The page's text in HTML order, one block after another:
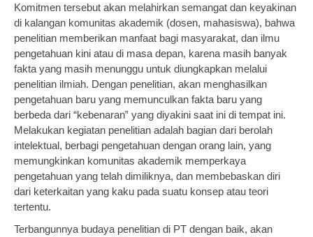
Komitmen tersebut akan melahirkan semangat dan keyakinan
di kalangan komunitas akademik (dosen, mahasiswa), bahwa
penelitian memberikan manfaat bagi masyarakat, dan ilmu
pengetahuan kini atau di masa depan, karena masih banyak
fakta yang masih menunggu untuk diungkapkan melalui
penelitian ilmiah. Dengan penelitian, akan menghasilkan
pengetahuan baru yang memunculkan fakta baru yang
berbeda dari “kebenaran‟ yang diyakini saat ini di tempat ini.
Melakukan kegiatan penelitian adalah bagian dari berolah
intelektual, berbagi pengetahuan dengan orang lain, yang
memungkinkan komunitas akademik memperkaya
pengetahuan yang telah dimiliknya, dan membebaskan diri
dari keterkaitan yang kaku pada suatu konsep atau teori
tertentu.
Terbangunnya budaya penelitian di PT dengan baik, akan